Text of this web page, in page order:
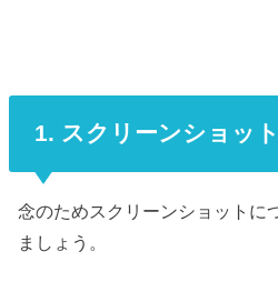
1. スクリーンショッ
念のためスクリーンショットに
ましょう。